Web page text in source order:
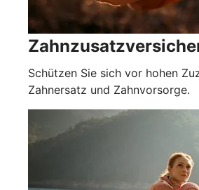
Schützen Sie sich vor hohen
Zahnersatz und Zahnvorsorge.